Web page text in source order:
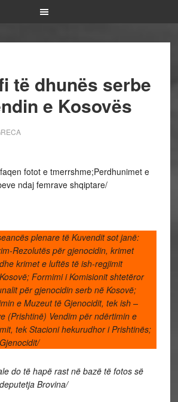
të dhunës serbe
e Kosovës
fotot e tmerrshme;Perdhunimet e
ndaj femrave shqiptare/
plenare të Kuvendit sot janë:
Rezolutës për gjenocidin, krimet
krimet e luftës të ish-regjimit
Formimi i Komisionit shtetëror
për gjenocidin serb në Kosovë;
e Muzeut të Gjenocidit, tek ish –
(Prishtinë) Vendim për ndërtimin e
tek Stacioni hekurudhor i Prishtinës;
do të hapë rast në bazë të fotos së
Brovina/